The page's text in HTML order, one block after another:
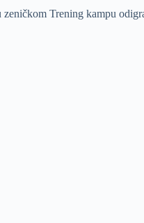
Trening kampu